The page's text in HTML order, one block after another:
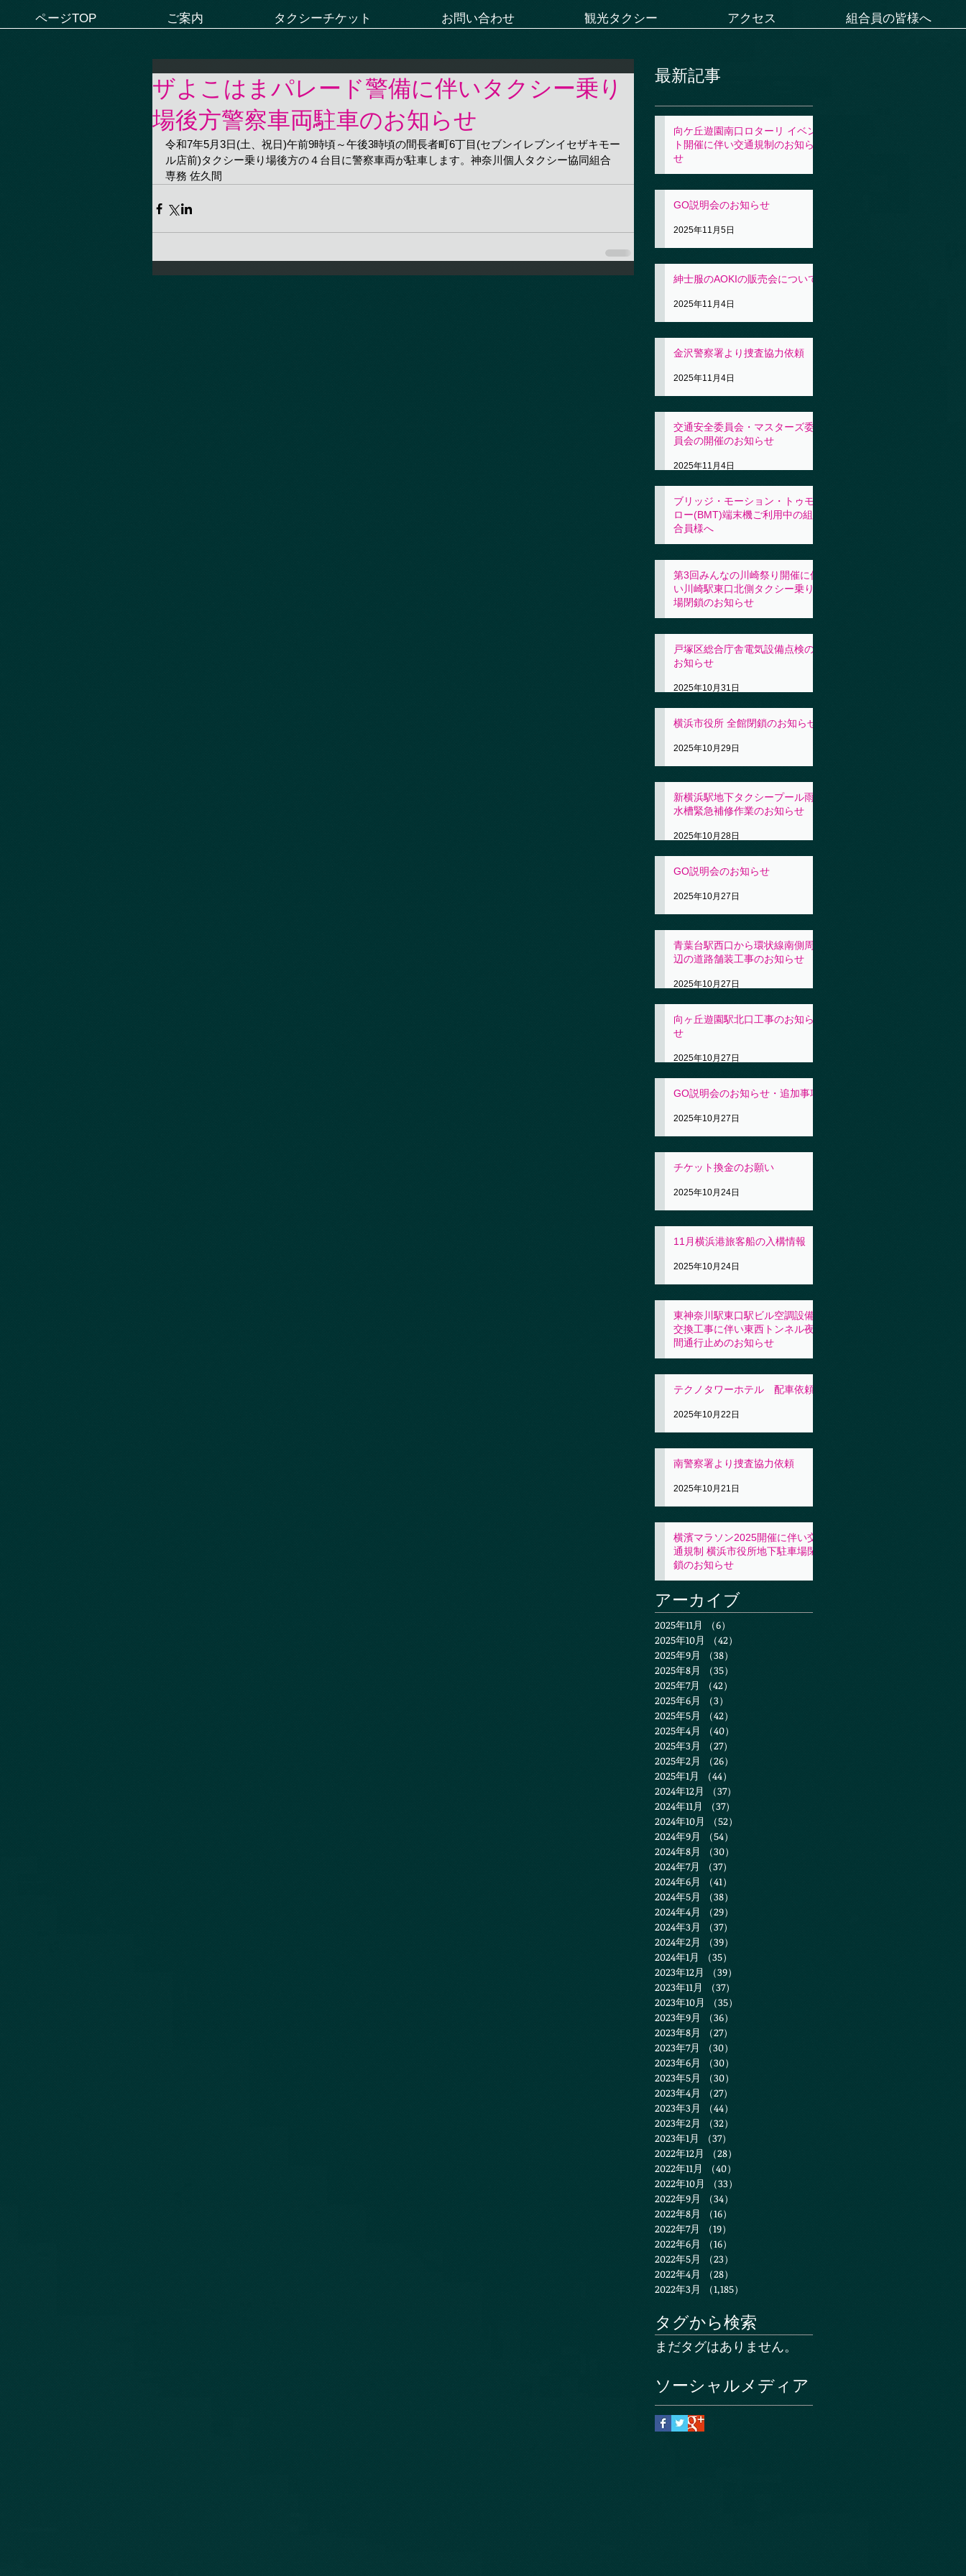
ページTOP ご案内 タクシーチケット お問い合わせ 観光タクシー アクセス 組合員の皆様へ
ザよこはまパレード警備に伴いタクシー乗り
場後方警察車両駐車のお知らせ
令和7年5月3日(土、祝日)午前9時頃～午後3時頃の間長者町6丁目(セブンイレブンイセザキモー
ル店前)タクシー乗り場後方の４台目に警察車両が駐車します。神奈川個人タクシー協同組合
専務 佐久間
最新記事
向ケ丘遊園南口ロターリ イベン
ト開催に伴い交通規制のお知ら
せ
GO説明会のお知らせ
2025年11月5日
紳士服のAOKIの販売会について
2025年11月4日
金沢警察署より捜査協力依頼
2025年11月4日
交通安全委員会・マスターズ委
員会の開催のお知らせ
2025年11月4日
ブリッジ・モーション・トゥモ
ロー(BMT)端末機ご利用中の組
合員様へ
第3回みんなの川崎祭り開催に伴
い川崎駅東口北側タクシー乗り
場閉鎖のお知らせ
戸塚区総合庁舎電気設備点検の
お知らせ
2025年10月31日
横浜市役所 全館閉鎖のお知らせ
2025年10月29日
新横浜駅地下タクシープール雨
水槽緊急補修作業のお知らせ
2025年10月28日
GO説明会のお知らせ
2025年10月27日
青葉台駅西口から環状線南側周
辺の道路舗装工事のお知らせ
2025年10月27日
向ヶ丘遊園駅北口工事のお知ら
せ
2025年10月27日
GO説明会のお知らせ・追加事項
2025年10月27日
チケット換金のお願い
2025年10月24日
11月横浜港旅客船の入構情報
2025年10月24日
東神奈川駅東口駅ビル空調設備
交換工事に伴い東西トンネル夜
間通行止めのお知らせ
テクノタワーホテル 配車依頼
2025年10月22日
南警察署より捜査協力依頼
2025年10月21日
横濱マラソン2025開催に伴い交
通規制 横浜市役所地下駐車場閉
鎖のお知らせ
アーカイブ
2025年11月 （6）
2025年10月
（42）
2025年9月
（38）
2025年8月
（35）
2025年7月
（42）
2025年6月
（3）
2025年5月
（42）
2025年4月
（40）
2025年3月
（27）
2025年2月
（26）
2025年1月
（44）
2024年12月
（37）
2024年11月
（37）
2024年10月
（52）
2024年9月
（54）
2024年8月
（30）
2024年7月
（37）
2024年6月
（41）
2024年5月
（38）
2024年4月
（29）
2024年3月
（37）
2024年2月
（39）
2024年1月
（35）
2023年12月
（39）
2023年11月
（37）
2023年10月
（35）
2023年9月
（36）
2023年8月
（27）
2023年7月
（30）
2023年6月
（30）
2023年5月
（30）
2023年4月
（27）
2023年3月
（44）
2023年2月
（32）
2023年1月
（37）
2022年12月
（28）
2022年11月
（40）
2022年10月
（33）
2022年9月
（34）
2022年8月
（16）
2022年7月
（19）
2022年6月
（16）
2022年5月
（23）
2022年4月
（28）
2022年3月
（1,185）
タグから検索
まだタグはありません。
ソーシャルメディア